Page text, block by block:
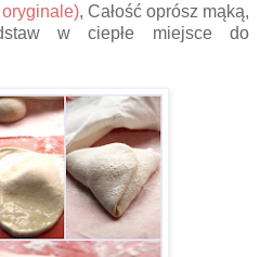
, Całość oprósz mąką,
w ciepłe miejsce do